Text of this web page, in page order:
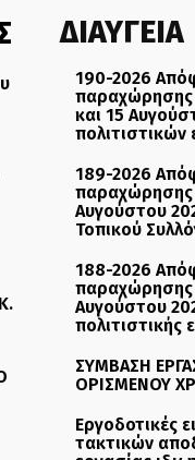
ΔΙΑΥΓΕΙΑ
190-2026
παραχώρησης
και 15
189-2026
παραχώρησης
Αυγούστου
Τοπικού
188-2026
παραχώρησης
Αυγούστου
ΣΥΜΒΑΣΗ
ΟΡΙΣΜΕΝΟΥ
Εργοδοτικές
τακτικών